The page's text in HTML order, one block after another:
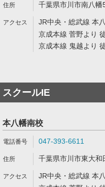
千葉県市川市南八
JR中央・総武線 本
京成本線 菅野より
京成本線 鬼越より
スクールIE
本八幡南校
047-393-6611
千葉県市川市東大
JR中央・総武線 本